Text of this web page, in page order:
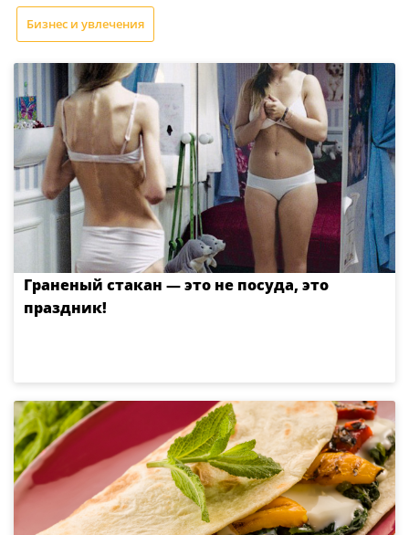
Бизнес и увлечения
Граненый стакан — это не посуда, это
праздник!